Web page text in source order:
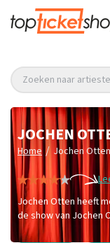
Zoeken naar
JOCHEN
Home / Jochen Otten
Jochen Otten heeft
de show van Jochen